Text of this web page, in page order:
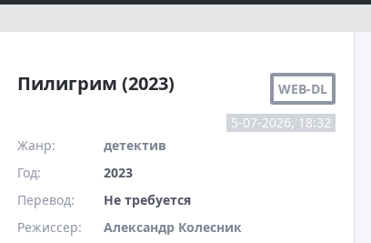
Пилигрим (2023)
WEB-DL
5-07-2026, 18:32
Жанр:
детектив
Год:
2023
Перевод:
Не требуется
Режиссер:
Александр Колесник